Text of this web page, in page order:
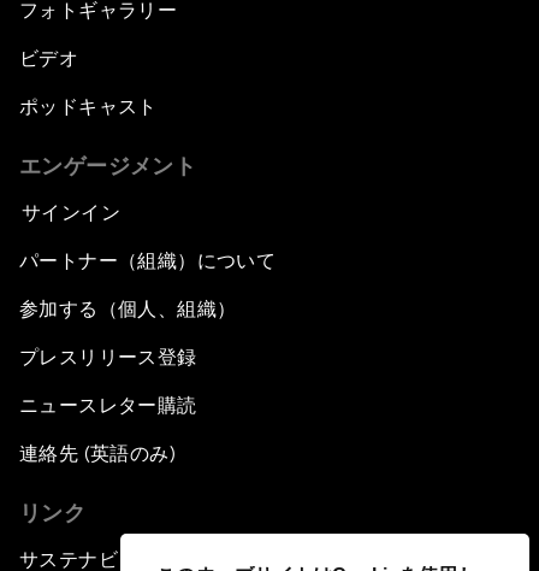
フォトギャラリー
ビデオ
ポッドキャスト
エンゲージメント
サインイン
パートナー（組織）について
参加する（個人、組織）
プレスリリース登録
ニュースレター購読
連絡先 (英語のみ)
リンク
サステナビリティへの取り組み